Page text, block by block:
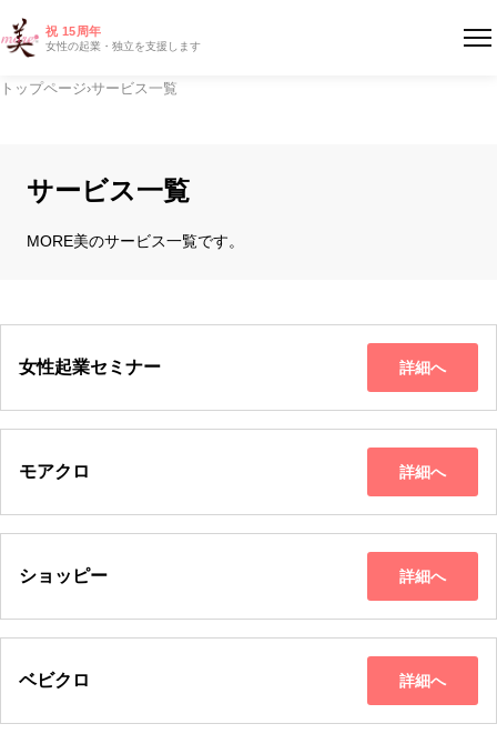
祝 15周年
女性の起業・独立を支援します
トップページ›サービス一覧
サービス一覧
MORE美のサービス一覧です。
女性起業セミナー 詳細へ
モアクロ 詳細へ
ショッピー 詳細へ
ベビクロ 詳細へ